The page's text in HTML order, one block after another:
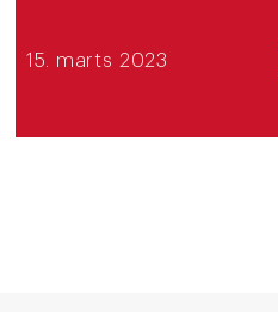
15. marts 2023